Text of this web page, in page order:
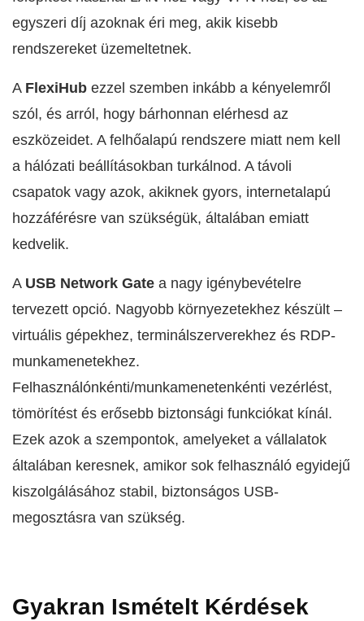
egyszeri díj azoknak éri meg, akik kisebb
rendszereket üzemeltetnek.
A FlexiHub ezzel szemben inkább a kényelemről
szól, és arról, hogy bárhonnan elérhesd az
eszközeidet. A felhőalapú rendszere miatt nem kell
a hálózati beállításokban turkálnod. A távoli
csapatok vagy azok, akiknek gyors, internetalapú
hozzáférésre van szükségük, általában emiatt
kedvelik.
A USB Network Gate a nagy igénybevételre
tervezett opció. Nagyobb környezetekhez készült –
virtuális gépekhez, terminálszerverekhez és RDP-
munkamenetekhez.
Felhasználónkénti/munkamenetenkénti vezérlést,
tömörítést és erősebb biztonsági funkciókat kínál.
Ezek azok a szempontok, amelyeket a vállalatok
általában keresnek, amikor sok felhasználó egyidejű
kiszolgálásához stabil, biztonságos USB-
megosztásra van szükség.
Gyakran Ismételt Kérdések